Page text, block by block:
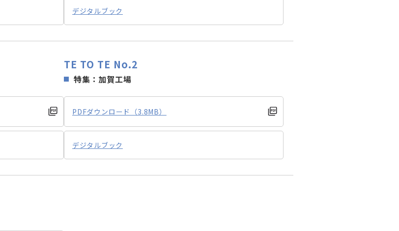
デジタルブック
TE TO TE No.2
特集：加賀工場
PDFダウンロード（3.8MB）
デジタルブック